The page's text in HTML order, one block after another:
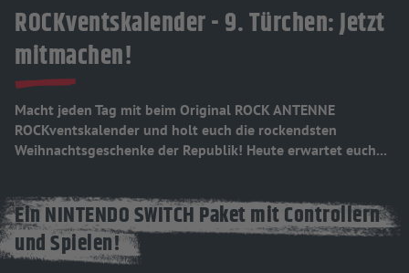
ROCKventskalender - 9. Türchen: Jetzt
mitmachen!
Macht jeden Tag mit beim Original ROCK ANTENNE
ROCKventskalender und holt euch die rockendsten
Weihnachtsgeschenke der Republik! Heute erwartet euch...
Ein NINTENDO SWITCH Paket mit Controllern
und Spielen!